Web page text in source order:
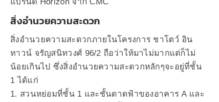
สิ่งอำนวยความสะดวก
สิ่งอำนวยความสะดวกภายในโครงการ ชาโตว์ อิน
ทาวน์ จรัญสนิทวงศ์ 96/2 ถือว่าให้มาไม่มากแต่ก็ไม่
น้อยเกินไป ซึ่งสิ่งอำนวยความสะดวกหลักๆจะอยู่ที่ชั้น
1 ได้แก่
1. สวนหย่อมที่ชั้น 1 และชั้นดาดฟ้าของอาคาร A และ